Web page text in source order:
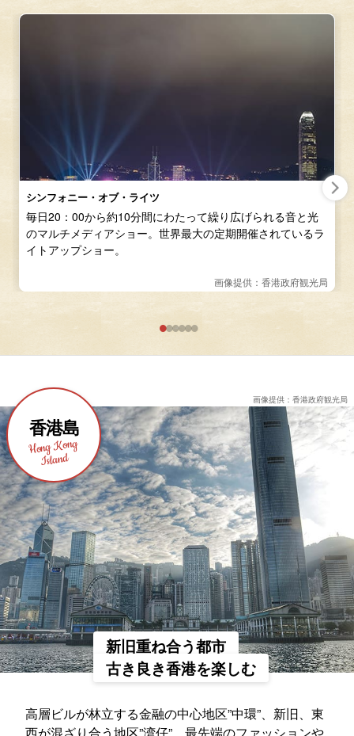
画像提供：香港政府観光局
シンフォニー・オブ・ライツ
毎日20：00から約10分間にわたって繰り広げられる音と光
のマルチメディアショー。世界最大の定期開催されているラ
イトアップショー。
香港島
Hong Kong
Island
新旧重ね合う都市
古き良き香港を楽しむ
画像提供：香港政府観光局
高層ビルが林立する金融の中心地区”中環”、新旧、東